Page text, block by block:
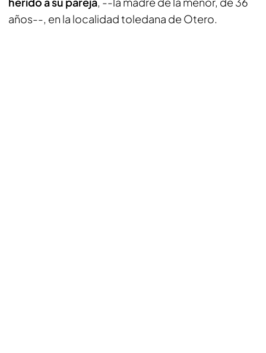
años--, en la localidad toledana de Otero.